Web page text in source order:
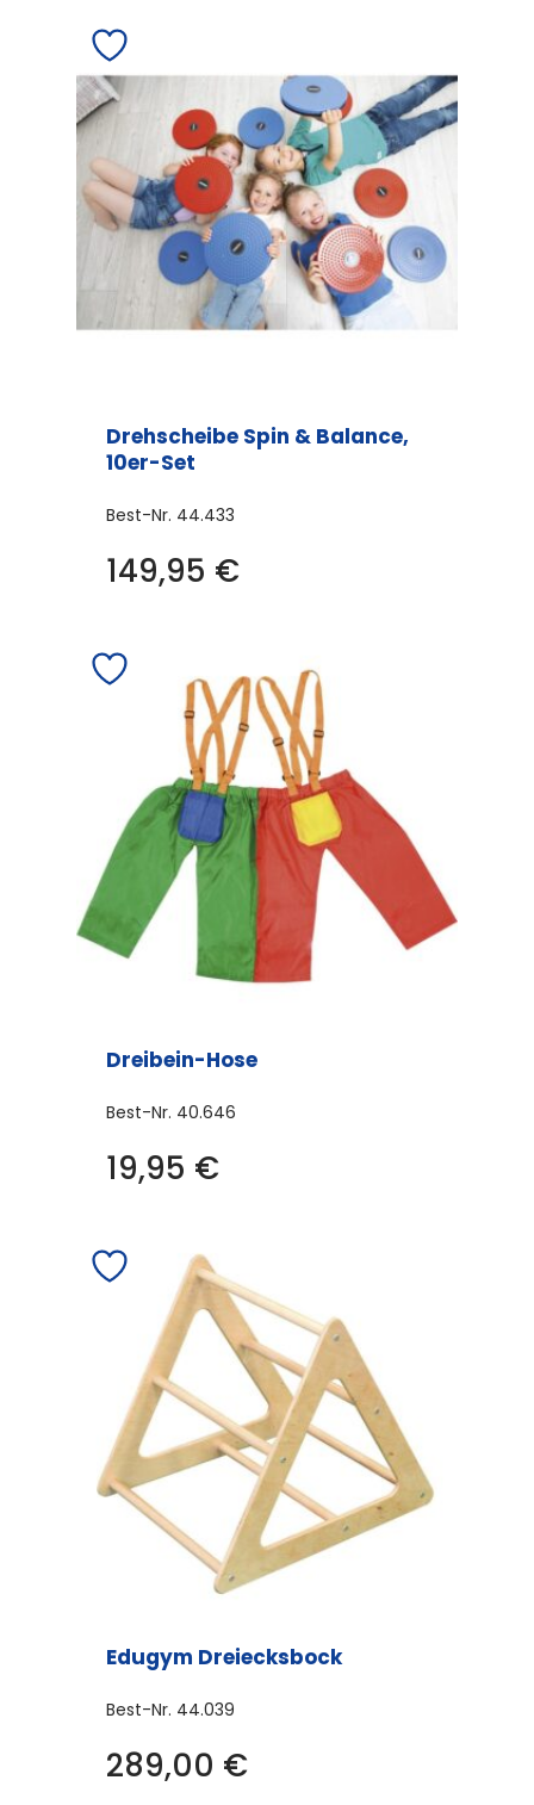
Drehscheibe Spin & Balance,
10er-Set
Best-Nr. 44.433
149,95 €
Dreibein-Hose
Best-Nr. 40.646
19,95 €
Edugym Dreiecksbock
Best-Nr. 44.039
289,00 €